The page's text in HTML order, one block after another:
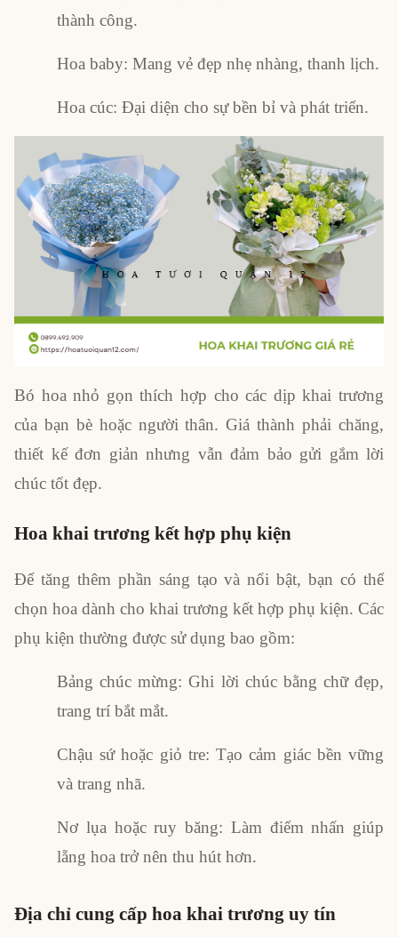
thành công.
Hoa baby: Mang vẻ đẹp nhẹ nhàng, thanh lịch.
Hoa cúc: Đại diện cho sự bền bỉ và phát triển.
Bó hoa nhỏ gọn thích hợp cho các dịp khai trương
của bạn bè hoặc người thân. Giá thành phải chăng,
thiết kế đơn giản nhưng vẫn đảm bảo gửi gắm lời
chúc tốt đẹp.
Hoa khai trương kết hợp phụ kiện
Để tăng thêm phần sáng tạo và nổi bật, bạn có thể
chọn hoa dành cho khai trương kết hợp phụ kiện. Các
phụ kiện thường được sử dụng bao gồm:
Bảng chúc mừng: Ghi lời chúc bằng chữ đẹp,
trang trí bắt mắt.
Chậu sứ hoặc giỏ tre: Tạo cảm giác bền vững
và trang nhã.
Nơ lụa hoặc ruy băng: Làm điểm nhấn giúp
lẵng hoa trở nên thu hút hơn.
Địa chỉ cung cấp hoa khai trương uy tín